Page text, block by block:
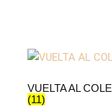
VUELTA AL COLE
(11)